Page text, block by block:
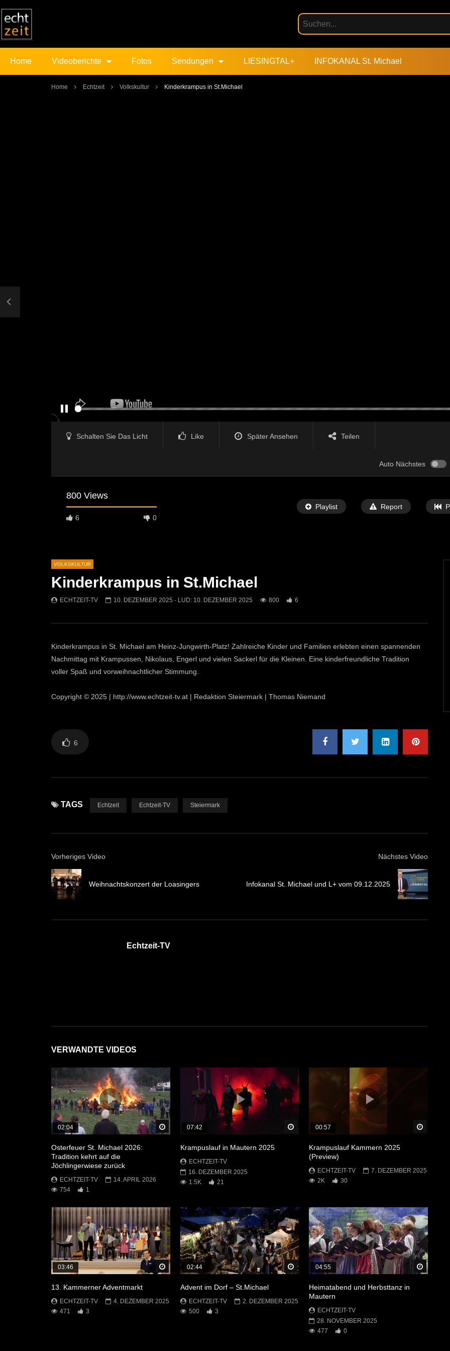
Home Videoberichte Fotos Sendungen LIESINGTAL+ INFOKANAL St. Michael
Home Echtzeit Volkskultur Kinderkrampus in St.Michael
Schalten Sie Das Licht Like Später Ansehen Teilen
Auto Nächstes
800 Views
6 0
Playlist Report
Später Ansehen
02:04 07:42
VOLKSKULTUR
Kinderkrampus in St.Michael
ECHTZEIT-TV 10. DEZEMBER 2025 - LUD: 10. DEZEMBER 2025 800 6
Kinderkrampus in St. Michael am Heinz-Jungwirth-Platz! Zahlreiche Kinder und Familien erlebten einen spannenden
Nachmittag mit Krampussen, Nikolaus, Engerl und vielen Sackerl für die Kleinen. Eine kinderfreundliche Tradition
voller Spaß und vorweihnachtlicher Stimmung.
Copyright © 2025 | http://www.echtzeit-tv.at | Redaktion Steiermark | Thomas Niemand
6
TAGS Echtzeit Echtzeit-TV Steiermark
Vorheriges Video
Weihnachtskonzert der Loasingers
Nächstes Video
Infokanal St. Michael und L+ vom 09.12.2025
Echtzeit-TV
VERWANDTE VIDEOS
Später Ansehen
02:04
Osterfeuer St. Michael 2026:
Tradition kehrt auf die
Jöchlingerwiese zurück
ECHTZEIT-TV
14. APRIL 2026
754
1
Später Ansehen
07:42
Krampuslauf in Mautern 2025
ECHTZEIT-TV
16. DEZEMBER 2025
1.5K
21
00:57
Krampuslauf Kammern 2025
(Preview)
ECHTZEIT-TV
7. DEZEMBER 2025
2K
30
Später Ansehen
03:46
13. Kammerner Adventmarkt
ECHTZEIT-TV
4. DEZEMBER 2025
471
3
Später Ansehen
02:44
Advent im Dorf – St.Michael
ECHTZEIT-TV
2. DEZEMBER 2025
500
3
Später
04:55
Heimatabend und Herbsttanz in
Mautern
ECHTZEIT-TV
28. NOVEMBER 2025
477
0